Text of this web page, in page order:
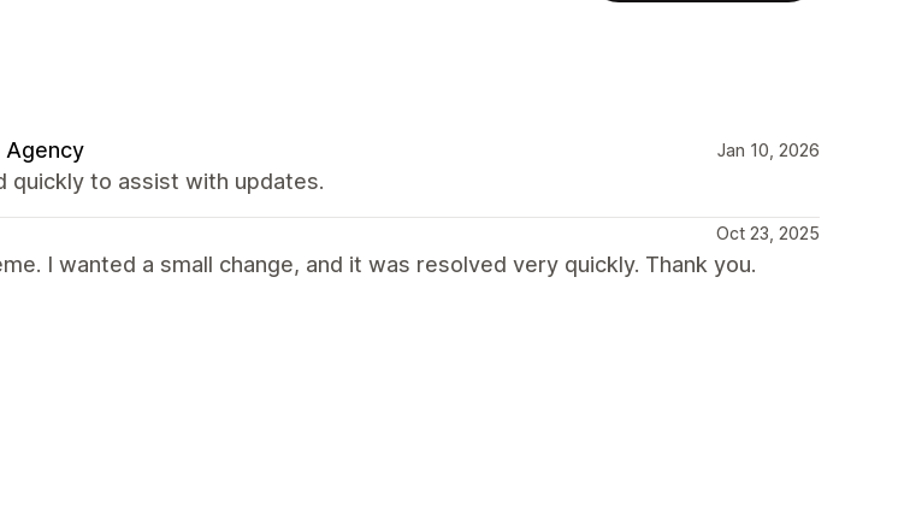
Agency Jan 10, 2026
quickly to assist with updates.
Oct 23, 2025
I wanted a small change, and it was resolved very quickly. Thank you.